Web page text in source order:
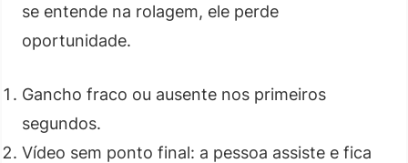
se entende na rolagem, ele perde
oportunidade.
Gancho fraco ou ausente nos primeiros
segundos.
Vídeo sem ponto final: a pessoa assiste e fica